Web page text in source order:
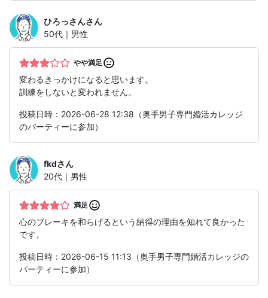
ひろっさんさん
50代｜男性
やや満足
変わるきっかけになると思います。
訓練をしないと変われません。
投稿日時：2026-06-28 12:38（奥手男子専門婚活カレッジ
のパーティーに参加）
fkdさん
20代｜男性
満足
心のブレーキを和らげるという納得の理由を知れて良かった
です。
投稿日時：2026-06-15 11:13（奥手男子専門婚活カレッジの
パーティーに参加）